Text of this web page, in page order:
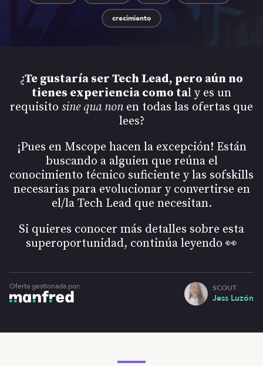
crecimiento
¿Te gustaría ser Tech Lead, pero aún no
tienes experiencia como tal y es un
requisito sine qua non en todas las ofertas que
lees?
¡Pues en Mscope hacen la excepción! Están
buscando a alguien que reúna el
conocimiento técnico suficiente y las sofskills
necesarias para evolucionar y convertirse en
el/la Tech Lead que necesitan.
Si quieres conocer más detalles sobre esta
superoportunidad, continúa leyendo 👀
Oferta gestionada por: SCOUT
Jess Luzón